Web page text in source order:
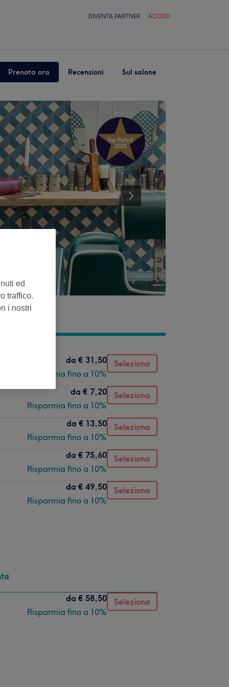
DIVENTA PARTNER ACCEDI
Prenota ora Recensioni Sul salone
da € 31,50
Risparmia fino a 10%
Seleziona
da € 7,20
Risparmia fino a 10%
Seleziona
da € 13,50
Risparmia fino a 10%
Seleziona
da € 75,60
Risparmia fino a 10%
Seleziona
da € 49,50
Risparmia fino a 10%
Seleziona
da € 58,50
Risparmia fino a 10%
Seleziona
ed
traffico.
i nostri